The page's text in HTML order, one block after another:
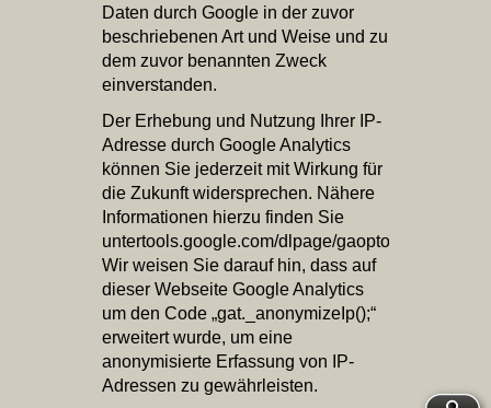
Daten durch Google in der zuvor
beschriebenen Art und Weise und zu
dem zuvor benannten Zweck
einverstanden.
Der Erhebung und Nutzung Ihrer IP-
Adresse durch Google Analytics
können Sie jederzeit mit Wirkung für
die Zukunft widersprechen. Nähere
Informationen hierzu finden Sie
untertools.google.com/dlpage/gaoptout.
Wir weisen Sie darauf hin, dass auf
dieser Webseite Google Analytics
um den Code „gat._anonymizeIp();“
erweitert wurde, um eine
anonymisierte Erfassung von IP-
Adressen zu gewährleisten.